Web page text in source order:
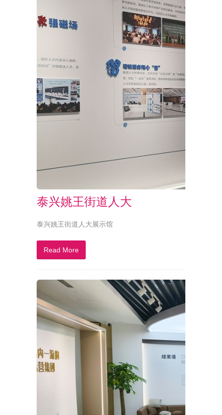
泰兴姚王街道人大
泰兴姚王街道人大展示馆
Read More